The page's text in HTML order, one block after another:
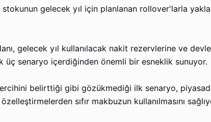
stokunun gelecek yıl için planlanan rollover'larla
gelecek yıl kullanılacak nakit rezervlerine ve
üç senaryo içerdiğinden önemli bir esneklik sunuyor.
belirttiği gibi gözükmediği ilk senaryo,
sıfır makbuzun kullanılmasını